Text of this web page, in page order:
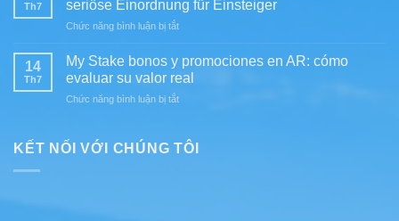
im
Überblick
y
promociones
MX:
cómo
el
perder
Th7
seriöse Einordnung für Einsteiger
Chức năng bình luận bị tắtở
Erfahrungen
und
Reputation:
für
14
Th7
My Stake bonos y promociones en AR: cómo
evaluar su valor real
Chức năng bình luận bị tắtở
bonos
KẾT NỐI VỚI CHÚNG TÔI